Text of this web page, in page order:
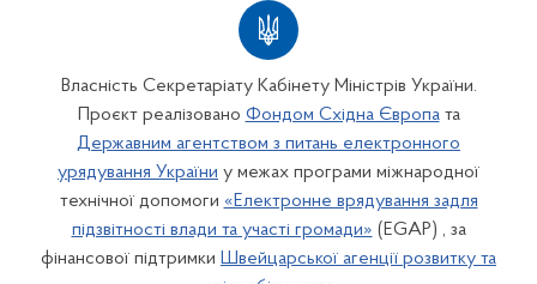
Власність Секретаріату Кабінету Міністрів України.
Проєкт реалізовано Фондом Східна Європата
Державним агентством з питань електронного
урядування України у межах програми міжнародної
технічної допомоги «Електронне врядування задля
підзвітності влади та участі громади» (EGAP) , за
фінансової підтримки Швейцарської агенції розвитку та